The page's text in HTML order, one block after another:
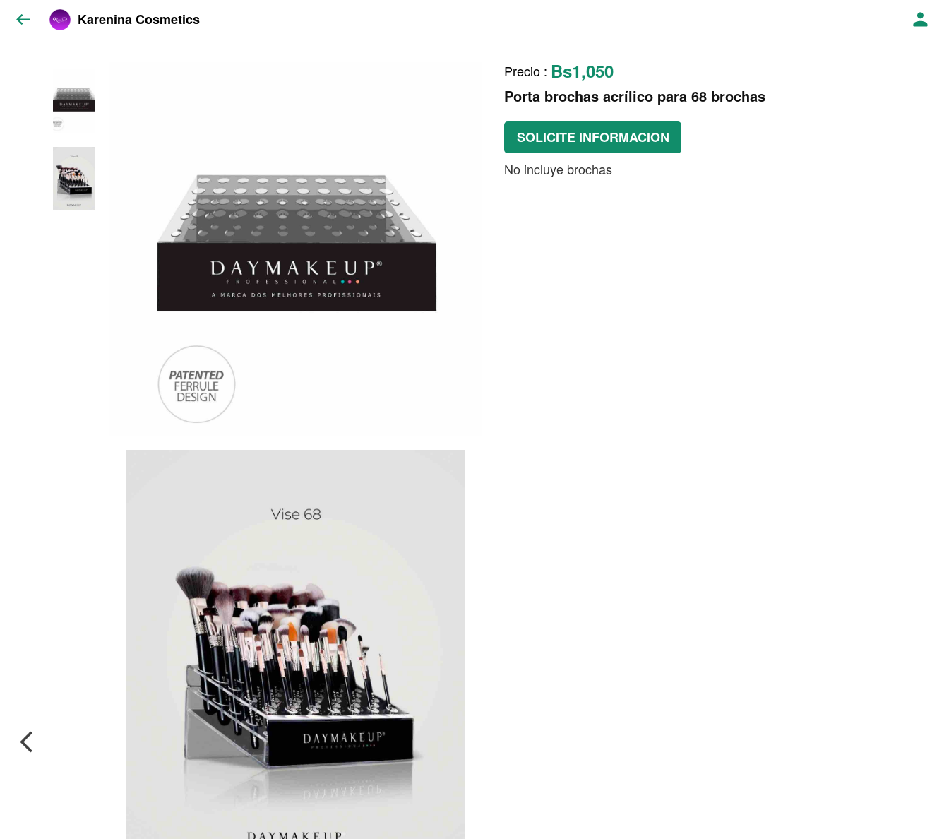
Karenina Cosmetics
Precio : Bs1,050
Porta brochas acrílico para 68 brochas
SOLICITE INFORMACION
No incluye brochas